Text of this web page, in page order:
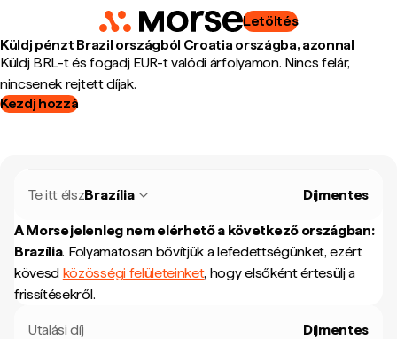
Letöltés
Küldj pénzt Brazil országból Croatia országba, azonnal
Küldj BRL-t és fogadj EUR-t valódi árfolyamon. Nincs felár,
nincsenek rejtett díjak.
Kezdj hozzá
Te itt élszBrazília Díjmentes
A Morse jelenleg nem elérhető a következő országban:
Brazília. Folyamatosan bővítjük a lefedettségünket, ezért
kövesd közösségi felületeinket, hogy elsőként értesülj a
frissítésekről.
Utalási díj Díjmentes